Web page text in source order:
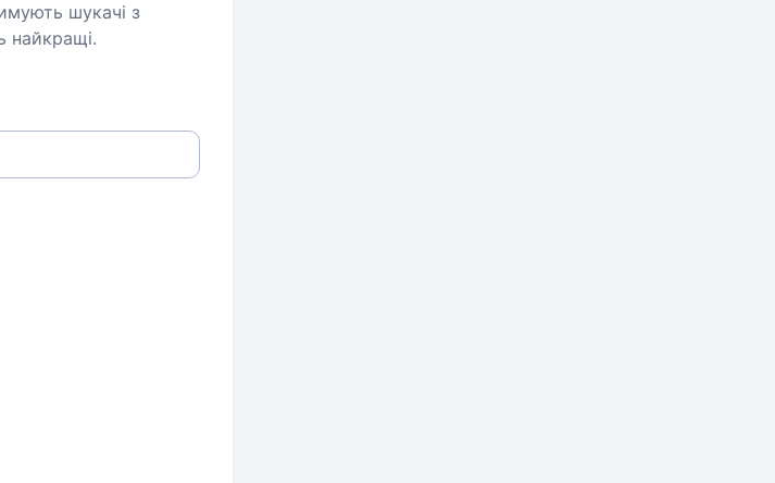
шукачі з
найкращі.